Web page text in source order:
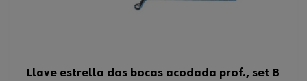
Llave estrella dos bocas acodada prof., set 8